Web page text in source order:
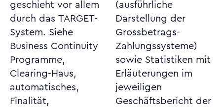
geschieht vor allem
durch das TARGET-
System. Siehe
Business Continuity
Programme,
Clearing-Haus,
automatisches,
Finalität,
(ausführliche
Darstellung der
Grossbetrags-
Zahlungssysteme)
sowie Statistiken mit
Erläuterungen im
jeweiligen
Geschäftsbericht der